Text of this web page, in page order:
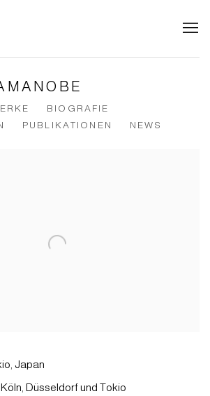
BIOGRAFIE
PUBLIKATIONEN NEWS
Japan
Düsseldorf und Tokio